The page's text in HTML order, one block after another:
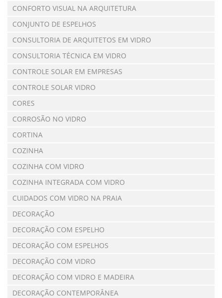
CONFORTO VISUAL NA ARQUITETURA
CONJUNTO DE ESPELHOS
CONSULTORIA DE ARQUITETOS EM VIDRO
CONSULTORIA TÉCNICA EM VIDRO
CONTROLE SOLAR EM EMPRESAS
CONTROLE SOLAR VIDRO
CORES
CORROSÃO NO VIDRO
CORTINA
COZINHA
COZINHA COM VIDRO
COZINHA INTEGRADA COM VIDRO
CUIDADOS COM VIDRO NA PRAIA
DECORAÇÃO
DECORAÇÃO COM ESPELHO
DECORAÇÃO COM ESPELHOS
DECORAÇÃO COM VIDRO
DECORAÇÃO COM VIDRO E MADEIRA
DECORAÇÃO CONTEMPORÂNEA